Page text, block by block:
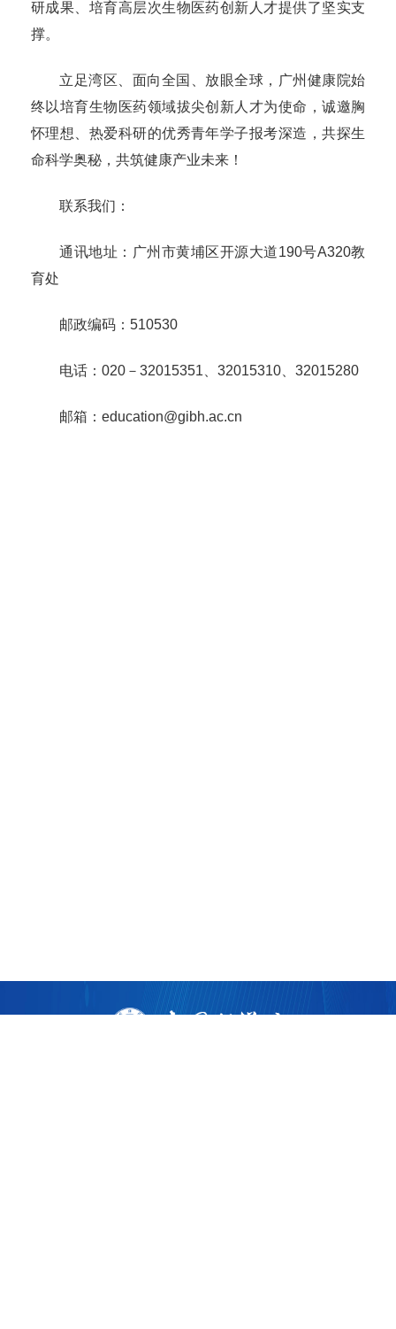
研成果、培育高层次生物医药创新人才提供了坚实支
撑。
立足湾区、面向全国、放眼全球，广州健康院始
终以培育生物医药领域拔尖创新人才为使命，诚邀胸
怀理想、热爱科研的优秀青年学子报考深造，共探生
命科学奥秘，共筑健康产业未来！
联系我们：
通讯地址：广州市黄埔区开源大道190号A320教
育处
邮政编码：510530
电话：020－32015351、32015310、32015280
邮箱：education@gibh.ac.cn